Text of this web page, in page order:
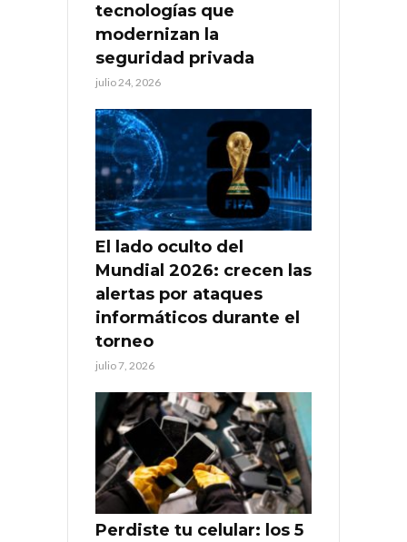
tecnologías que
modernizan la
seguridad privada
julio 24, 2026
El lado oculto del
Mundial 2026: crecen las
alertas por ataques
informáticos durante el
torneo
julio 7, 2026
Perdiste tu celular: los 5